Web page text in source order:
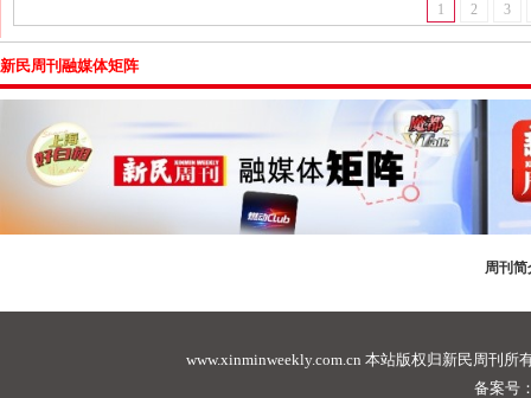
1 2 3
新民周刊融媒体矩阵
周刊简
www.xinminweekly.com.cn 本站版权归新民周刊所
备案号